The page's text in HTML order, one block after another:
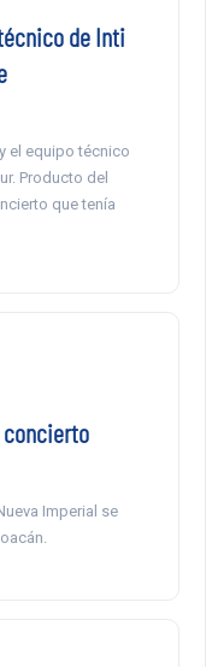
de Inti
el equipo técnico
Producto del
que tenía
concierto
Imperial se